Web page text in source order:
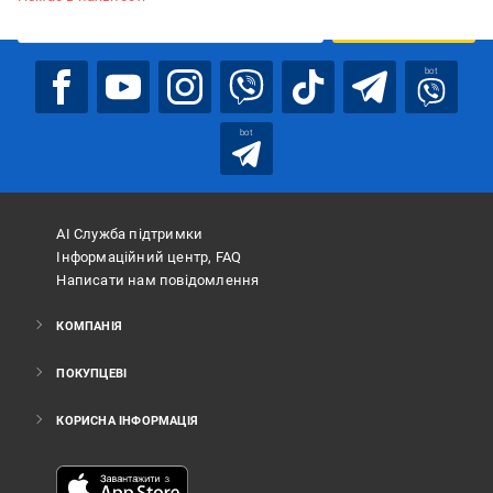
bot
bot
АІ Служба підтримки
Інформаційний центр, FAQ
Написати нам повідомлення
КОМПАНІЯ
ПОКУПЦЕВІ
КОРИСНА ІНФОРМАЦІЯ